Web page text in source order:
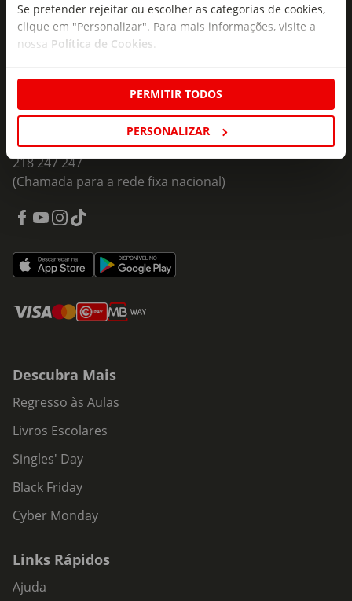
Se pretender rejeitar ou escolher as categorias de cookies,
clique em "Personalizar". Para mais informações, visite a
nossa Política de Cookies
PERMITIR TODOS
PERSONALIZAR
Fale Connosco
Formulário de Contacto
218 247 247
(Chamada para a rede fixa nacional)
Descubra Mais
Regresso às Aulas
Livros Escolares
Singles' Day
Black Friday
Cyber Monday
Links Rápidos
Ajuda